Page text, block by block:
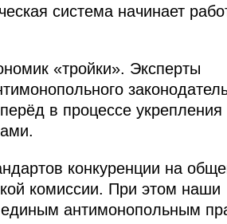
система начинает
«тройки». Эксперты
в процессе укрепления
конкуренции на
комиссии. При этом наши
единым антимонопольным